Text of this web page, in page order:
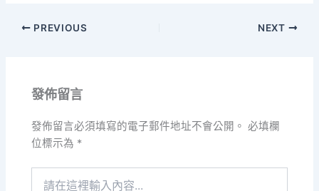
PREVIOUS NEXT
發佈留言
發佈留言必須填寫的電子郵件地址不會公開。 必填欄
位標示為 *